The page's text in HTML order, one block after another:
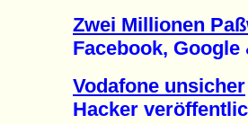
Zwei Millionen
Facebook, Google
Vodafone unsicher
Hacker